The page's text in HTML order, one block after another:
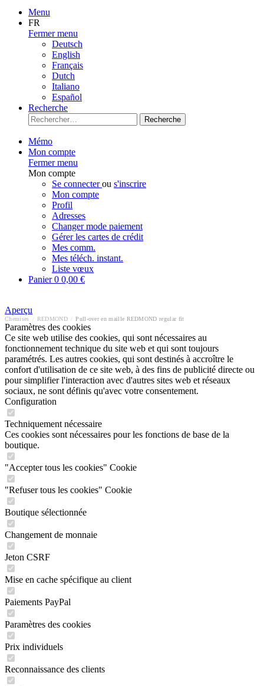
Menu
FR
Fermer menu
Deutsch
English
Français
Dutch
Italiano
Español
Recherche
Recherche
Mémo
Mon compte
Fermer menu
Mon compte
Se connecterou s'inscrire
Mon compte
Profil
Adresses
Changer mode paiement
Gérer les cartes de crédit
Mes comm.
Mes téléch. instant.
Liste vœux
Panier0 0,00 €
Aperçu
Chemises REDMOND Pull-over en maille REDMOND regular fit
Paramètres des cookies
Ce site web utilise des cookies, qui sont nécessaires au
fonctionnement technique du site web et qui sont toujours
paramétrés. Les autres cookies, qui sont destinés à accroître le
confort d'utilisation de ce site web, à des fins de publicité directe ou
pour simplifier l'interaction avec d'autres sites web et réseaux
sociaux, ne sont définis qu'avec votre consentement.
Configuration
Techniquement nécessaire
Ces cookies sont nécessaires pour les fonctions de base de la
boutique.
"Accepter tous les cookies" Cookie
"Refuser tous les cookies" Cookie
Boutique sélectionnée
Changement de monnaie
Jeton CSRF
Mise en cache spécifique au client
Paiements PayPal
Paramètres des cookies
Prix individuels
Reconnaissance des clients